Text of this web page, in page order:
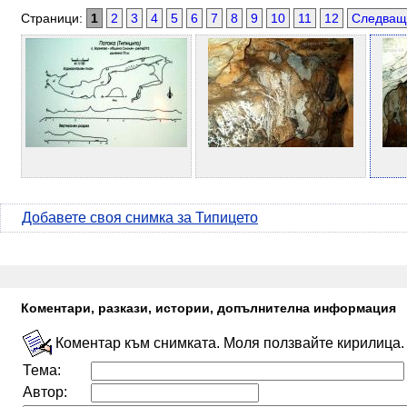
Страници: 1 2 3 4 5 6 7 8 9 10 11 12
Добавете своя снимка за Типицето
Коментари, разкази, истории, допълнителна информация
Коментар към снимката. Моля ползвайте кирилица.
Тема:
Автор: